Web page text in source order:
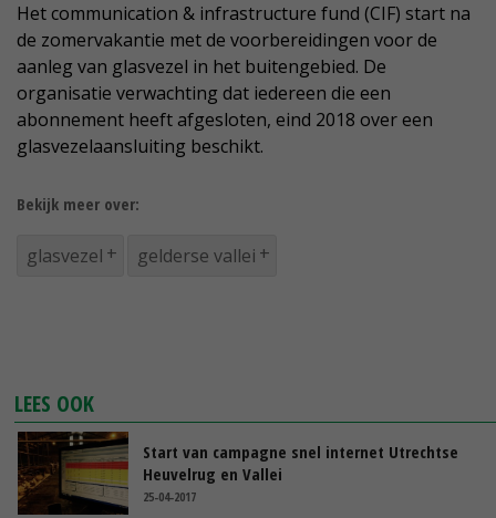
Het communication & infrastructure fund (CIF) start na
de zomervakantie met de voorbereidingen voor de
aanleg van glasvezel in het buitengebied. De
organisatie verwachting dat iedereen die een
abonnement heeft afgesloten, eind 2018 over een
glasvezelaansluiting beschikt.
Bekijk meer over:
glasvezel gelderse vallei
LEES OOK
Start van campagne snel internet Utrechtse
Heuvelrug en Vallei
25-04-2017